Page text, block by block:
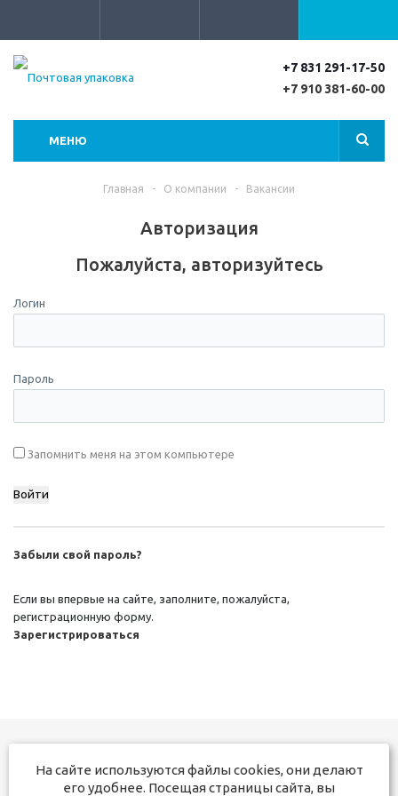
+7 831 291-17-50
+7 910 381-60-00
МЕНЮ
Главная - О компании - Вакансии
Авторизация
Пожалуйста, авторизуйтесь
Логин
Пароль
Запомнить меня на этом компьютере
Забыли свой пароль?
Если вы впервые на сайте, заполните, пожалуйста,
регистрационную форму.
Зарегистрироваться
+7 831 291-17-50
На сайте используются файлы cookies, они делают
его удобнее. Посещая страницы сайта, вы